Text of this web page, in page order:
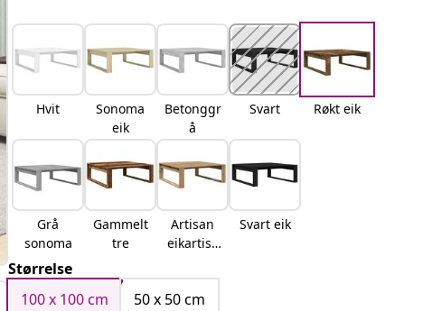
Hvit
Sonoma
eik
Betonggr
å
Svart Røkt eik
Grå
sonoma
Gammelt
tre
Artisan
eikartisa
Svart eik
Størrelse
100 x 100 cm
50 x 50 cm